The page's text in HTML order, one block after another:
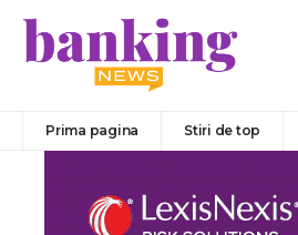
Prima pagina Stiri de top